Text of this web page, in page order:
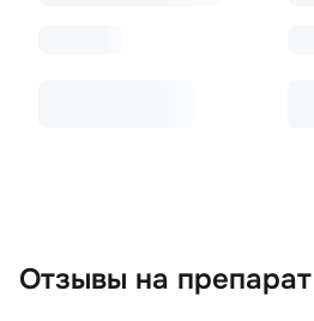
Отзывы на